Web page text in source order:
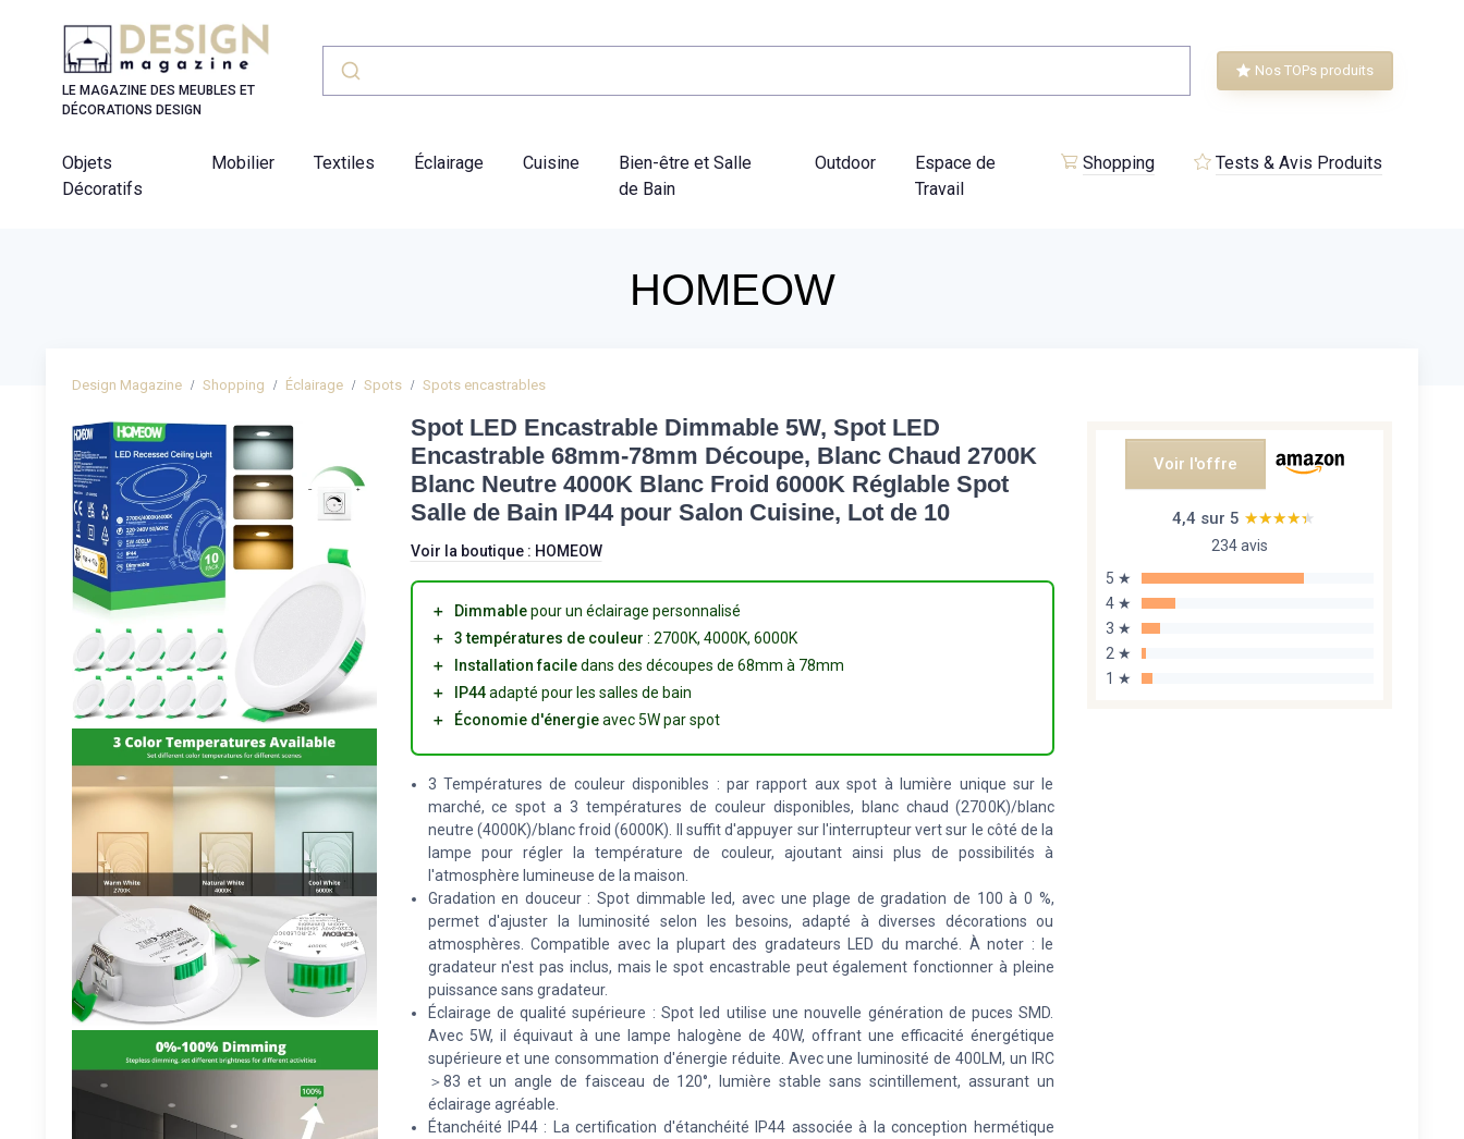
LE MAGAZINE DES MEUBLES ET
DÉCORATIONS DESIGN
Nos TOPs produits
Objets
Décoratifs
Mobilier Textiles Éclairage Cuisine
Bien-être et Salle
de Bain
Outdoor
Espace de
Travail
Shopping Tests & Avis Produits
HOMEOW
Design Magazine Shopping Éclairage Spots Spots encastrables
Voir l'offre
4,4 sur 5 ★★★★★
★★★★★
234 avis
5 ★
4 ★
3 ★
2 ★
1 ★
Spot LED Encastrable Dimmable 5W, Spot LED
Encastrable 68mm-78mm Découpe, Blanc Chaud 2700K
Blanc Neutre 4000K Blanc Froid 6000K Réglable Spot
Salle de Bain IP44 pour Salon Cuisine, Lot de 10
Voir la boutique : HOMEOW
＋ Dimmablepour un éclairage personnalisé
＋
3 températures de couleur : 2700K, 4000K, 6000K
＋
Installation faciledans des découpes de 68mm à 78mm
＋
IP44adapté pour les salles de bain
＋
Économie d'énergieavec 5W par spot
3 Températures de couleur disponibles : par rapport aux spot à lumière unique sur le
marché, ce spot a 3 températures de couleur disponibles, blanc chaud (2700K)/blanc
neutre (4000K)/blanc froid (6000K). Il suffit d'appuyer sur l'interrupteur vert sur le côté de la
lampe pour régler la température de couleur, ajoutant ainsi plus de possibilités à
l'atmosphère lumineuse de la maison.
Gradation en douceur : Spot dimmable led, avec une plage de gradation de 100 à 0 %,
permet d'ajuster la luminosité selon les besoins, adapté à diverses décorations ou
atmosphères. Compatible avec la plupart des gradateurs LED du marché. À noter : le
gradateur n'est pas inclus, mais le spot encastrable peut également fonctionner à pleine
puissance sans gradateur.
Éclairage de qualité supérieure : Spot led utilise une nouvelle génération de puces SMD.
Avec 5W, il équivaut à une lampe halogène de 40W, offrant une efficacité énergétique
supérieure et une consommation d'énergie réduite. Avec une luminosité de 400LM, un IRC
＞83 et un angle de faisceau de 120°, lumière stable sans scintillement, assurant un
éclairage agréable.
Étanchéité IP44 : La certification d'étanchéité IP44 associée à la conception hermétique